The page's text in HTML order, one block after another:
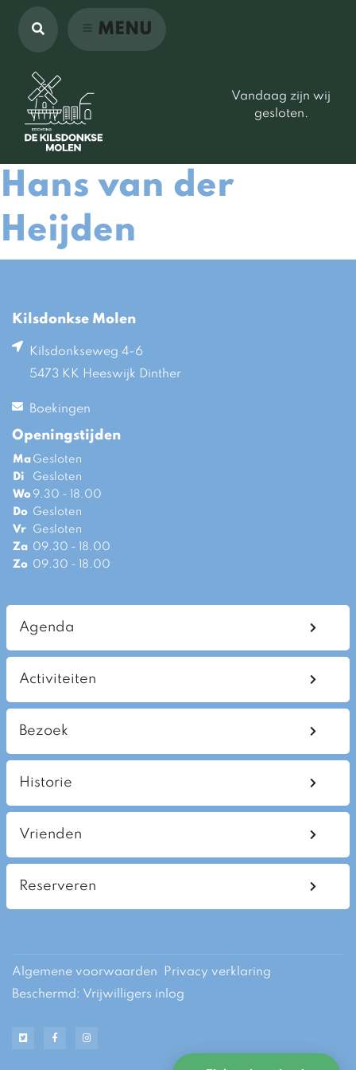
MENU
Vandaag zijn wij
gesloten.
Hans van der
Heijden
Kilsdonkse Molen
Kilsdonkseweg 4-6
5473 KK Heeswijk Dinther
Boekingen
Openingstijden
Ma Gesloten
Di
Gesloten
Wo 9.30 - 18.00
Do Gesloten
Vr
Gesloten
Za 09.30 - 18.00
Zo 09.30 - 18.00
Agenda
Activiteiten
Bezoek
Historie
Vrienden
Reserveren
Algemene voorwaarden
Privacy verklaring
Beschermd: Vrijwilligers inlog